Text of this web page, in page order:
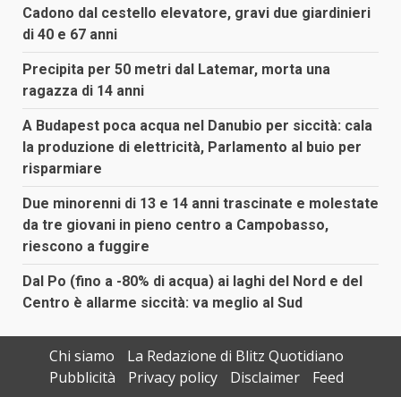
Cadono dal cestello elevatore, gravi due giardinieri
di 40 e 67 anni
Precipita per 50 metri dal Latemar, morta una
ragazza di 14 anni
A Budapest poca acqua nel Danubio per siccità: cala
la produzione di elettricità, Parlamento al buio per
risparmiare
Due minorenni di 13 e 14 anni trascinate e molestate
da tre giovani in pieno centro a Campobasso,
riescono a fuggire
Dal Po (fino a -80% di acqua) ai laghi del Nord e del
Centro è allarme siccità: va meglio al Sud
Chi siamo
La Redazione di Blitz Quotidiano
Pubblicità
Privacy policy Disclaimer Feed